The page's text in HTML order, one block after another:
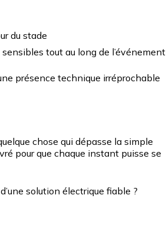
du stade
tout au long de l’événement
présence technique irréprochable
chose qui dépasse la simple
pour que chaque instant puisse se
solution électrique fiable ?